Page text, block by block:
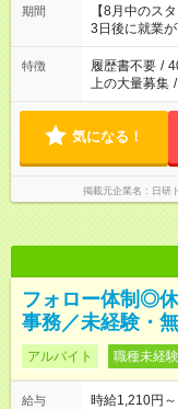
「できれば
ね。 ※Wワーク希望の方へ 今ご覧のお仕事で希望する勤務時間
と、もう1つ
合は応募でき
期間
【8月中のス
3日後に就業が
特徴 履歴書不要 /
上の大量募集 /
気になる！
掲載元企業名 日研
フォロー体制◎
事務／未経験・
アルバイト 職種未経
給与
時給1,210円～